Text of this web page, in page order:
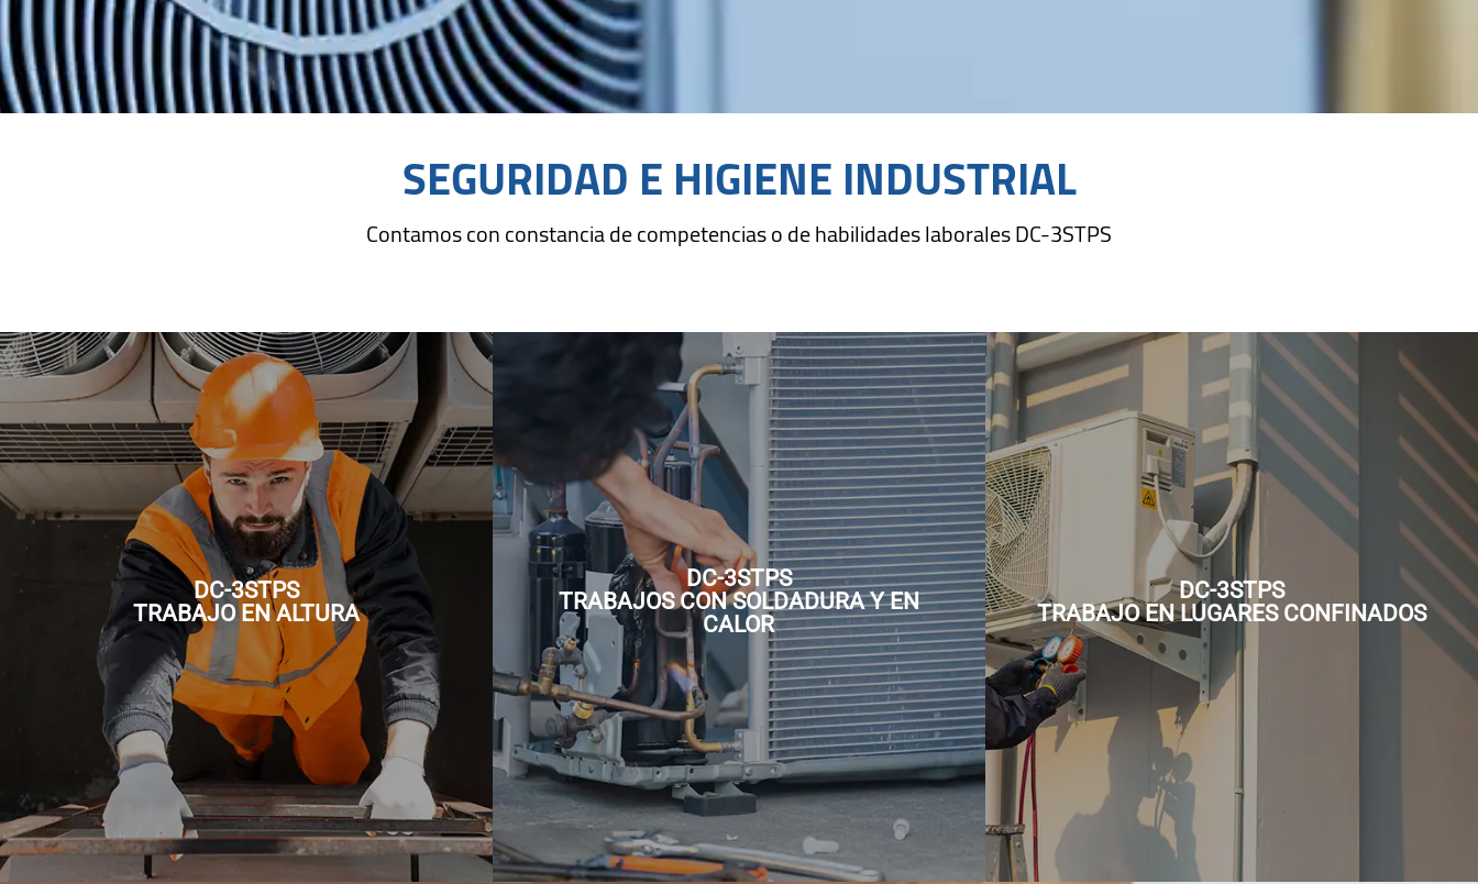
SEGURIDAD E HIGIENE INDUSTRIAL
Contamos con constancia de competencias o de habilidades laborales DC-3STPS
DC-3STPS
TRABAJO EN ALTURA
DC-3STPS
TRABAJO EN ALTURA
Solicita una Cotización
DC-3STPS
TRABAJOS CON SOLDADURA Y EN
CALOR
DC-3STPS
TRABAJOS CON SOLDADURA Y EN
CALOR
Solicita una Cotización
DC-3STPS
TRABAJO EN LUGARES CONFINADOS
DC-3STPS
TRABAJO EN LUGARES CONFINADOS
Solicita una Cotización